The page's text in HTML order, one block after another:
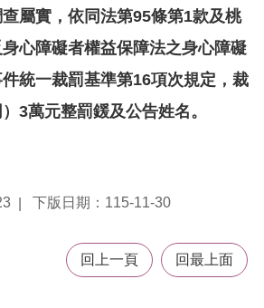
屬實，依同法第95條第1款及桃
心障礙者權益保障法之身心障礙
統一裁罰基準第16項次規定，裁
3萬元整罰鍰及公告姓名。
下版日期：115-11-30
回上一頁 回最上面